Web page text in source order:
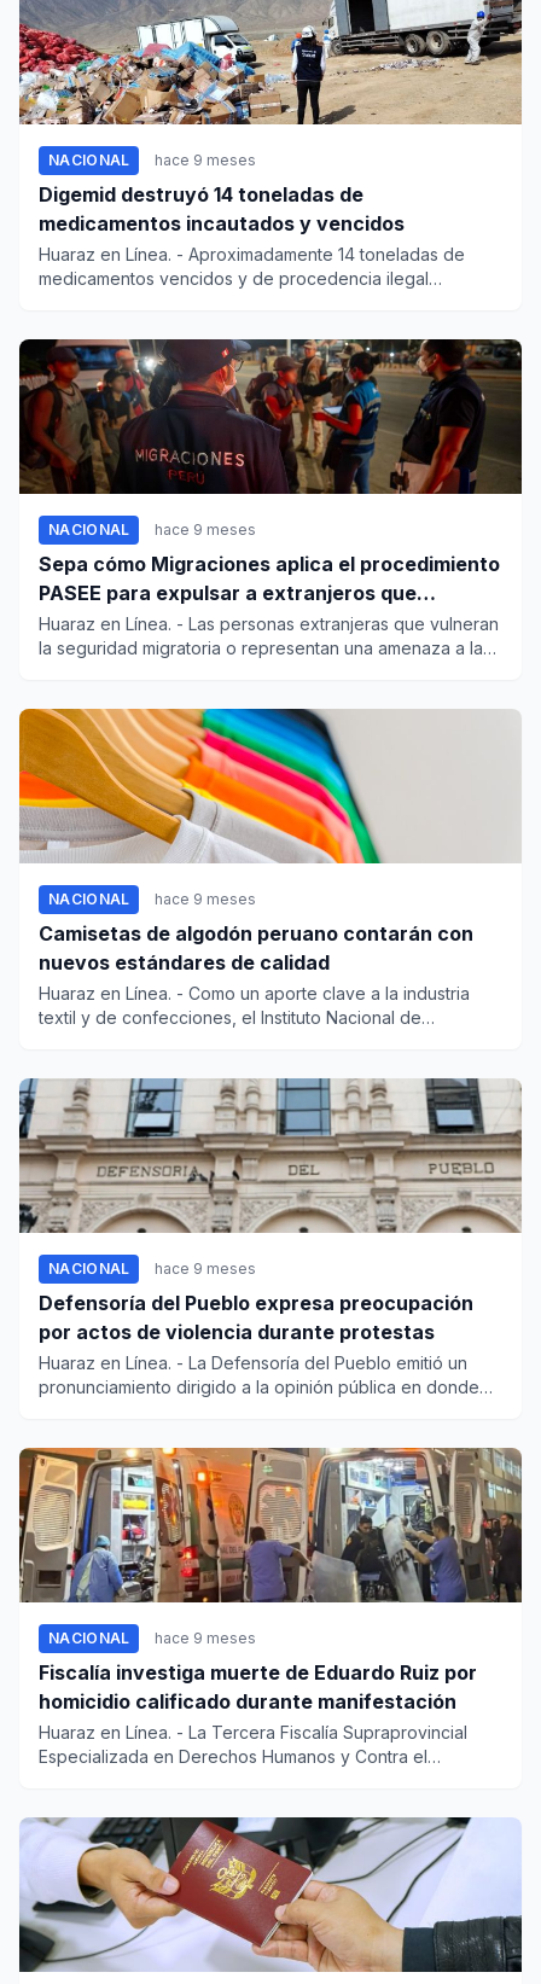
NACIONAL hace 9 meses
Digemid destruyó 14 toneladas de
medicamentos incautados y vencidos
Huaraz en Línea. - Aproximadamente 14 toneladas de
medicamentos vencidos y de procedencia ilegal
NACIONAL hace 9 meses
Sepa cómo Migraciones aplica el procedimiento
PASEE para expulsar a extranjeros que
incumplen las normas
Huaraz en Línea. - Las personas extranjeras que vulneran
la seguridad migratoria o representan una amenaza a la
NACIONAL hace 9 meses
Camisetas de algodón peruano contarán con
nuevos estándares de calidad
Huaraz en Línea. - Como un aporte clave a la industria
textil y de confecciones, el Instituto Nacional de
NACIONAL hace 9 meses
Defensoría del Pueblo expresa preocupación
por actos de violencia durante protestas
Huaraz en Línea. - La Defensoría del Pueblo emitió un
pronunciamiento dirigido a la opinión pública en donde
NACIONAL hace 9 meses
Fiscalía investiga muerte de Eduardo Ruiz por
homicidio calificado durante manifestación
Huaraz en Línea. - La Tercera Fiscalía Supraprovincial
Especializada en Derechos Humanos y Contra el